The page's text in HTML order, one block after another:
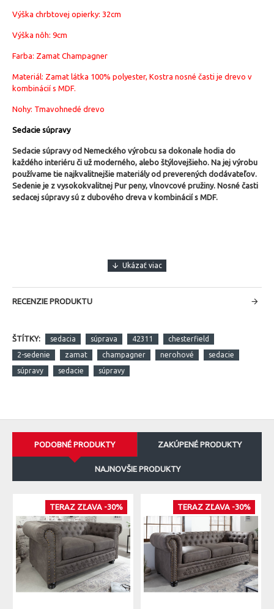
Výška chrbtovej opierky: 32cm
Výška nôh: 9cm
Farba: Zamat Champagner
Materiál: Zamat látka 100% polyester, Kostra nosné časti je drevo v
kombinácií s MDF.
Nohy: Tmavohnedé drevo
Sedacie súpravy
Sedacie súpravy od Nemeckého výrobcu sa dokonale hodia do
každého interiéru či už moderného, alebo štýlovejšieho. Na jej výrobu
používame tie najkvalitnejšie materiály od preverených dodávateľov.
Sedenie je z vysokokvalitnej Pur peny, vlnovcové pružiny. Nosné časti
sedacej súpravy sú z dubového dreva v kombinácií s MDF.
RECENZIE PRODUKTU
ŠTÍTKY: sedacia súprava 42311 chesterfield
2-sedenie zamat champagner nerohové
sedacie
súpravy
sedacie súpravy
PODOBNÉ PRODUKTY ZAKÚPENÉ PRODUKTY
NAJNOVŠIE PRODUKTY
TERAZ ZĽAVA -30% TERAZ ZĽAVA -30%